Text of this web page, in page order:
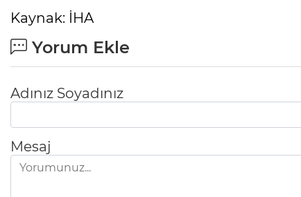
Kaynak: İHA
Yorum Ekle
Adınız Soyadınız
Mesaj